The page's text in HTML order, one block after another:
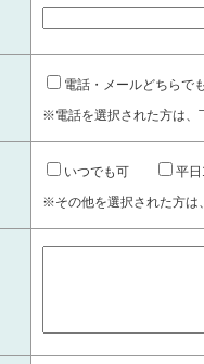
電話・メールどちらで
※電話を選択された方は、
いつでも可 平
※その他を選択された方は